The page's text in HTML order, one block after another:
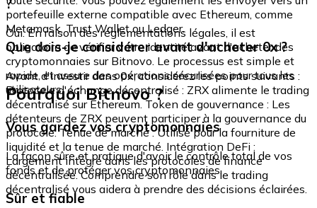
portefeuille externe compatible avec Ethereum, comme
Metamask, Trust Wallet ou Ledger.
?
Oui. En raison des réglementations légales, il est
obligatoire de vérifier votre identité avant d'acheter des
cryptomonnaies sur Bitnovo. Le processus est simple et
rapide, et assure des opérations sécurisées pour tous les
utilisateurs.
Que dois-je considérer avant d'acheter 0x ?
Avant d'investir dans 0x, considérez les points suivants :
Protocole d'échange décentralisé : ZRX alimente le trading
décentralisé sur Ethereum. Token de gouvernance : Les
détenteurs de ZRX peuvent participer à la gouvernance du
protocole. Tenue de marché : Utilisé pour la fourniture de
liquidité et la tenue de marché. Intégration DeFi :
Largement intégré dans les protocoles de finance
décentralisée. Comprendre son rôle dans le trading
décentralisé vous aidera à prendre des décisions éclairées.
Pourquoi Bitnovo ?
Vous gardez vos cryptomonnaies
La façon sûre et pratique d'avoir le contrôle total de vos
fonds et de protéger vos cryptomonnaies.
Sûr et fiable